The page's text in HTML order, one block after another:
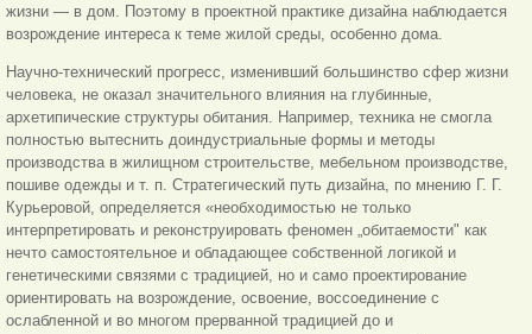
жизни — в дом. Поэтому в проектной практике дизайна наблюдается
возрождение интереса к теме жилой среды, особенно дома.
Научно-технический прогресс, изменивший большинство сфер жизни
человека, не оказал значительного влияния на глубинные,
архетипические структуры обитания. Например, техника не смогла
полностью вытеснить доиндустриальные формы и методы
производства в жилищном строительстве, мебельном производстве,
пошиве одежды и т. п. Стратегический путь дизайна, по мнению Г. Г.
Курьеровой, определяется «необходимостью не только
интерпретировать и реконструировать феномен „обитаемости" как
нечто самостоятельное и обладающее собственной логикой и
генетическими связями с традицией, но и само проектирование
ориентировать на возрождение, освоение, воссоединение с
ослабленной и во многом прерванной традицией до и